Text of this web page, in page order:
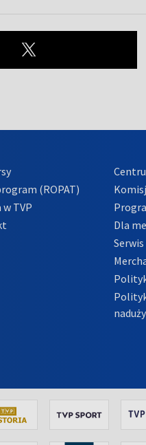
(ROPAT)
TVP
Dla